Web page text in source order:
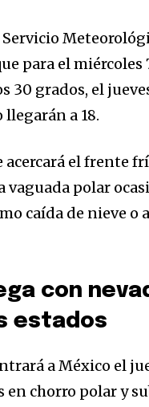
Servicio
para el miércoles
30 grados, el
a 18.
acercará el frente
vaguada polar
caída de nieve o
con
estados
a México el
en chorro polar y